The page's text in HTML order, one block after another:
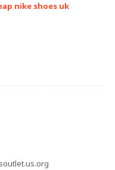
nike shoes uk